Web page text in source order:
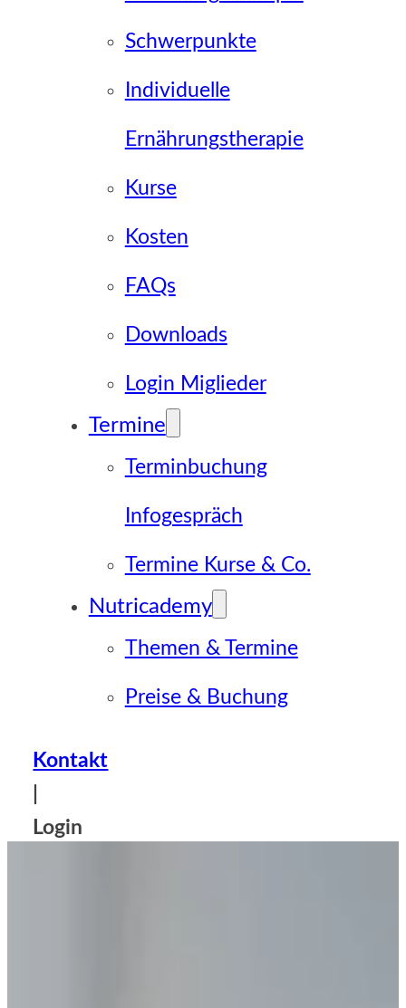
Schwerpunkte
Individuelle
Ernährungstherapie
Kurse
Kosten
FAQs
Downloads
Login Miglieder
Termine
Terminbuchung
Infogespräch
Termine Kurse & Co.
Nutricademy
Themen & Termine
Preise & Buchung
Kontakt
Login